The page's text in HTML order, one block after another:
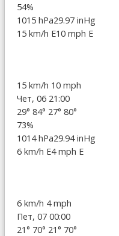
54%
1015 hPa29.97 inHg
15 km/h E10 mph E
15 km/h 10 mph
Чет, 06 21:00
29° 84° 27° 80°
73%
1014 hPa29.94 inHg
6 km/h E4 mph E
6 km/h 4 mph
Пет, 07 00:00
21° 70° 21° 70°